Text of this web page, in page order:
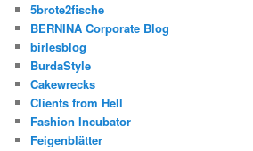
5brote2fische
BERNINA Corporate Blog
birlesblog
BurdaStyle
Cakewrecks
Clients from Hell
Fashion Incubator
Feigenblätter